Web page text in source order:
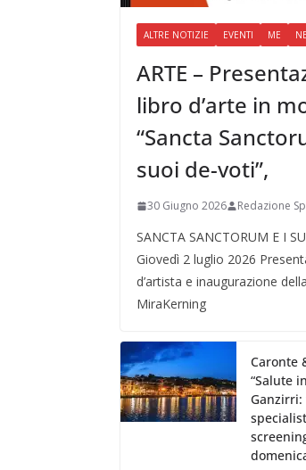
ALTRE NOTIZIE EVENTI ME
ARTE –
libro d’arte in
“Sancta
suoi de-voti”,
30 Giugno 2026 Redazione
SANCTA SANCTORUM E I
Giovedì 2 luglio 2026
d’artista e inaugurazione
MiraKerning
Caronte
“Salute
Ganzirri: